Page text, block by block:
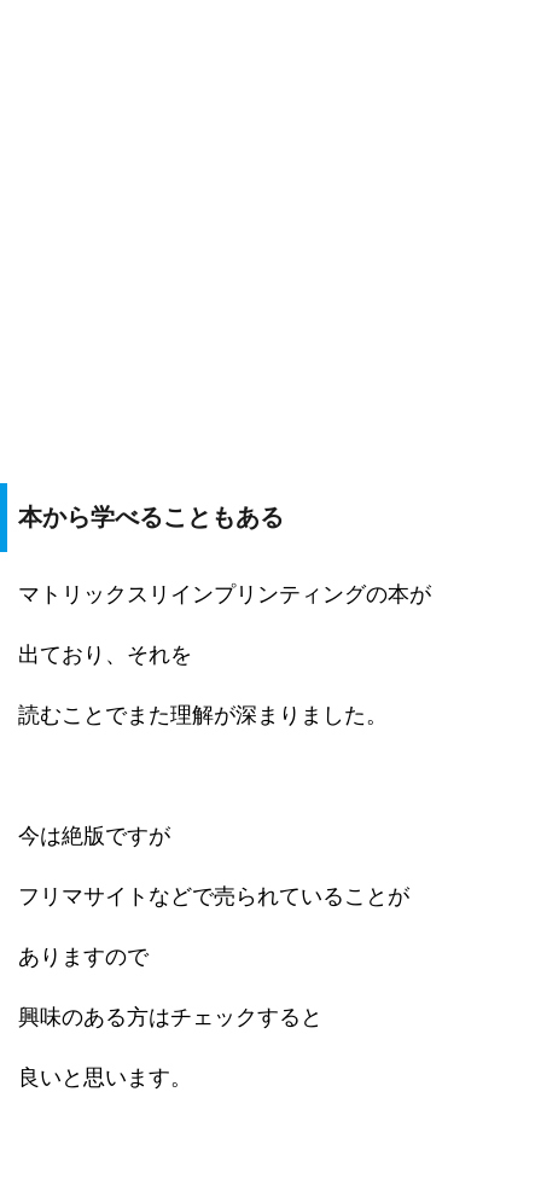
本から学べることもある
マトリックスリインプリンティングの本が
出ており、それを
読むことでまた理解が深まりました。
今は絶版ですが
フリマサイトなどで売られていることが
ありますので
興味のある方はチェックすると
良いと思います。